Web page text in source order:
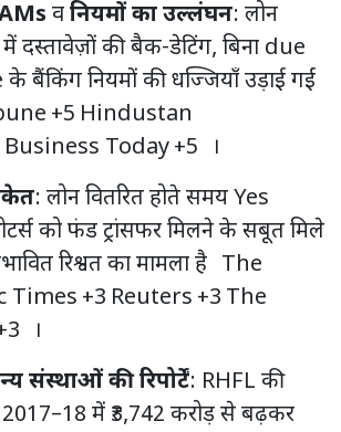
वनियमों का उल्लंघन: लोन
में दस्तावेज़ों की बैक-डेटिंग, बिना due
बैंकिंग नियमों की धज्जियाँ उड़ाई गईं
+5 Hindustan
Business Today+5
।
: लोन वितरित होते समय Yes
को फंड ट्रांसफर मिलने के सबूत मिले
रिश्वत का मामला है The
Times +3 Reuters +3 The
।
संस्थाओं की रिपोर्टें: RHFL की
में ₹3,742 करोड़ से बढ़कर